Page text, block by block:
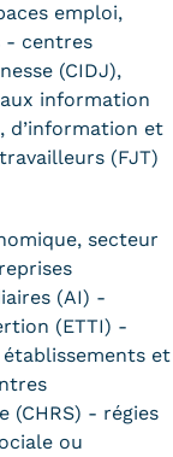
emploi,
- centres
(CIDJ),
information
d’information et
(FJT)
secteur
(AI) -
(ETTI) -
et
(CHRS) - régies
ou